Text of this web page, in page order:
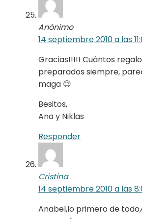
Anónimo
14 septiembre 2010 a las
Gracias!!!!! Cuántos
preparados siempre,
maga 😉
Besitos,
Ana y Niklas
Responder
Cristina
14 septiembre 2010 a las
Anabel,lo primero de